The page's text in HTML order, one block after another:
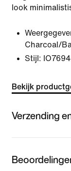
look
Charcoal/
Stijl:
Bekijk
Verzending